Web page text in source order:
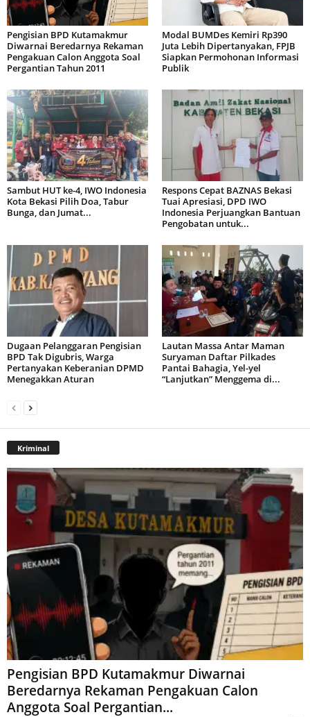
Pengisian BPD Kutamakmur
Diwarnai Beredarnya Rekaman
Pengakuan Calon Anggota Soal
Pergantian Tahun 2011
Modal BUMDes Kemiri Rp390
Juta Lebih Dipertanyakan, FPJB
Siapkan Permohonan Informasi
Publik
Sambut HUT ke-4, IWO Indonesia
Kota Bekasi Pilih Doa, Tabur
Bunga, dan Jumat...
Respons Cepat BAZNAS Bekasi
Tuai Apresiasi, DPD IWO
Indonesia Perjuangkan Bantuan
Pengobatan untuk...
Dugaan Pelanggaran Pengisian
BPD Tak Digubris, Warga
Pertanyakan Keberanian DPMD
Menegakkan Aturan
Lautan Massa Antar Maman
Suryaman Daftar Pilkades
Pantai Bahagia, Yel-yel
“Lanjutkan” Menggema di...
Kriminal
Pengisian BPD Kutamakmur Diwarnai
Beredarnya Rekaman Pengakuan Calon
Anggota Soal Pergantian...